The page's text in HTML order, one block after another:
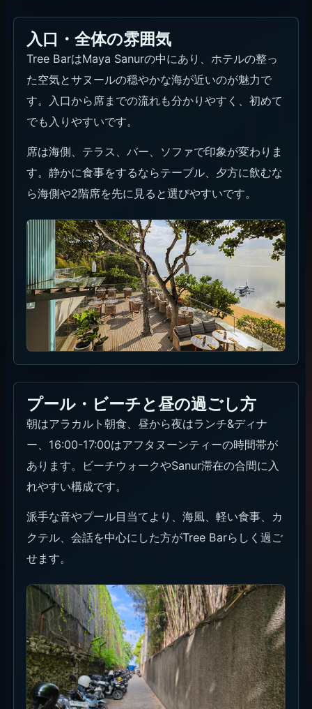
入口・全体の雰囲気
Tree BarはMaya Sanurの中にあり、ホテルの整っ
た空気とサヌールの穏やかな海が近いのが魅力で
す。入口から席までの流れも分かりやすく、初めて
でも入りやすいです。
席は海側、テラス、バー、ソファで印象が変わりま
す。静かに食事をするならテーブル、夕方に飲むな
ら海側や2階席を先に見ると選びやすいです。
プール・ビーチと昼の過ごし方
朝はアラカルト朝食、昼から夜はランチ&ディナ
ー、16:00-17:00はアフタヌーンティーの時間帯が
あります。ビーチウォークやSanur滞在の合間に入
れやすい構成です。
派手な音やプール目当てより、海風、軽い食事、カ
クテル、会話を中心にした方がTree Barらしく過ご
せます。